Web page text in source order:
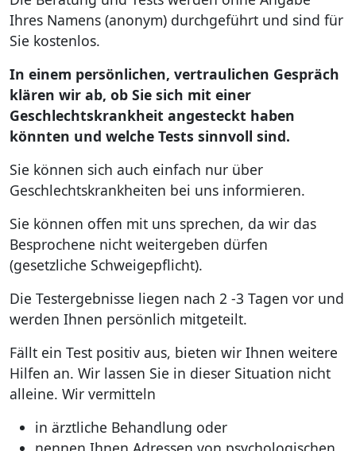
Ihres Namens (anonym) durchgeführt und sind für
Sie kostenlos.
In einem persönlichen, vertraulichen Gespräch
klären wir ab, ob Sie sich mit einer
Geschlechtskrankheit angesteckt haben
könnten und welche Tests sinnvoll sind.
Sie können sich auch einfach nur über
Geschlechtskrankheiten bei uns informieren.
Sie können offen mit uns sprechen, da wir das
Besprochene nicht weitergeben dürfen
(gesetzliche Schweigepflicht).
Die Testergebnisse liegen nach 2 -3 Tagen vor und
werden Ihnen persönlich mitgeteilt.
Fällt ein Test positiv aus, bieten wir Ihnen weitere
Hilfen an. Wir lassen Sie in dieser Situation nicht
alleine. Wir vermitteln
in ärztliche Behandlung oder